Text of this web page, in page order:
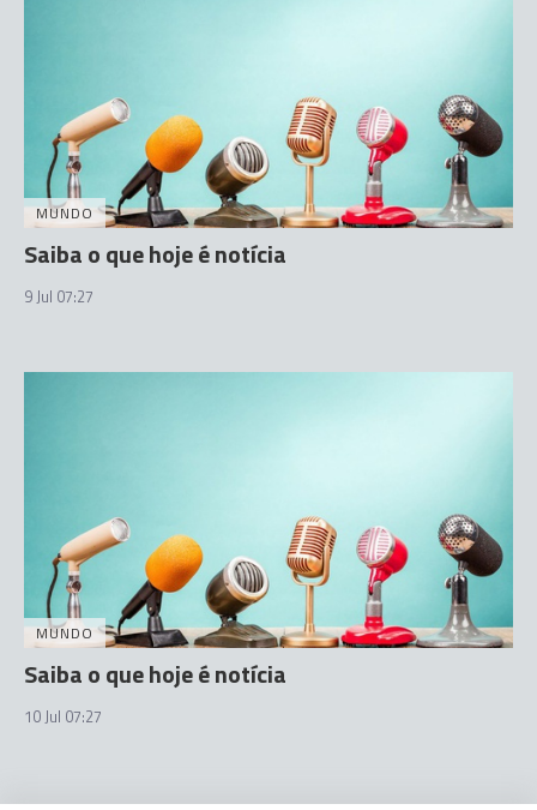
MUNDO
Saiba o que hoje é notícia
9 Jul 07:27
MUNDO
Saiba o que hoje é notícia
10 Jul 07:27